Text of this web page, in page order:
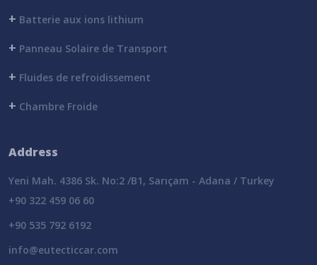
+ Batterie aux ions lithium
+ Panneau Solaire de Transport
+ Fluides de refroidissement
+ Chambre Froide
Address
Yeni Mah. 4386 Sk. No:2 /B1, Sarıçam - Adana / Turkey
+90 322 459 06 60
+90 535 792 6192
info@eutecticcar.com